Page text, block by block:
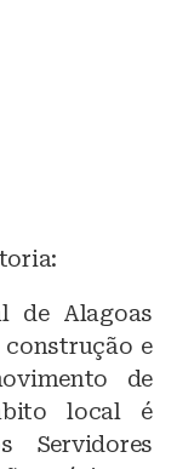
de Alagoas
construção e
de
local é
Servidores